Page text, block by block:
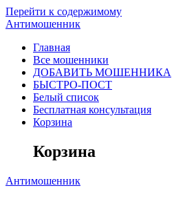
Перейти к содержимому
Антимошенник
Главная
Все мошенники
ДОБАВИТЬ МОШЕННИКА
БЫСТРО-ПОСТ
Белый список
Бесплатная консультация
Корзина
Корзина
Антимошенник